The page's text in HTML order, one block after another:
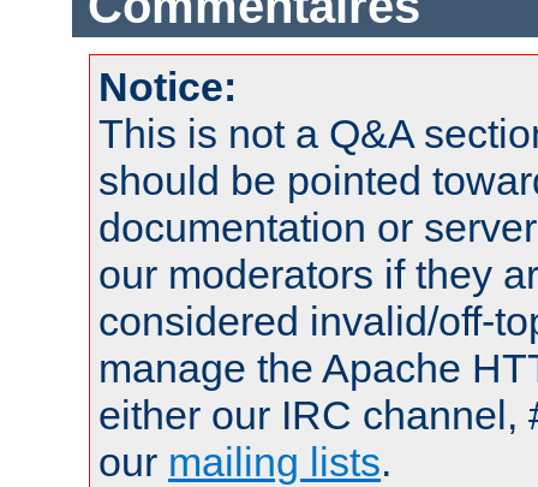
Notice:
This is not a Q&A
should be pointed
documentation or
our moderators if they
considered invalid/off-
manage the Apache
either our IRC channel,
our mailing lists.